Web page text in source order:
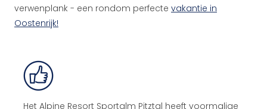
verwenplank - een rondom perfecte vakantie in
Oostenrijk!
Het Alpine Resort Sportalm Pitztal heeft voormalige